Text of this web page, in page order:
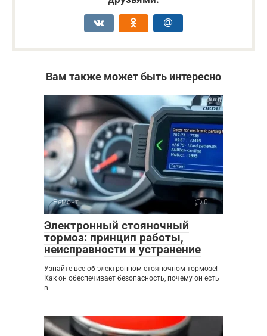
Вам также может быть интересно
Ремонт 0
Электронный стояночный
тормоз: принцип работы,
неисправности и устранение
Узнайте все об электронном стояночном тормозе!
Как он обеспечивает безопасность, почему он есть
в